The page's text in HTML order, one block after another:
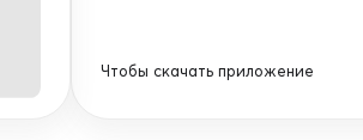
Чтобы скачать приложение